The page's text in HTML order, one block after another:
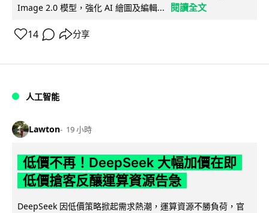
Image 2.0 模型，強化 AI 繪圖及編輯...
閱讀全文
14 分享
人工智能
Lawton 19 小時
低價不再！DeepSeek 大幅加價在即
低價搶客反釀運算資源告急
DeepSeek 因低價策略掀起需求熱潮，運算資源不勝負荷，官